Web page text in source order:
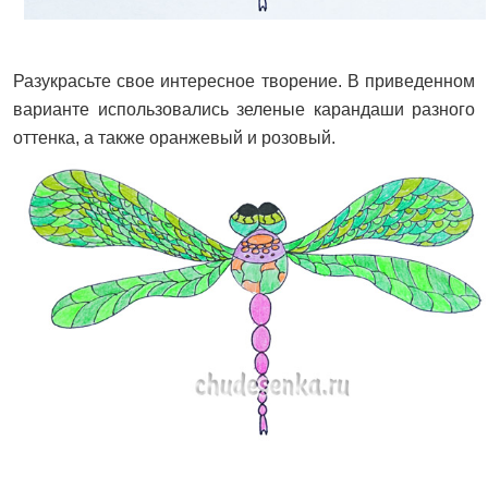
Разукрасьте свое интересное творение. В приведенном
варианте использовались зеленые карандаши разного
оттенка, а также оранжевый и розовый.